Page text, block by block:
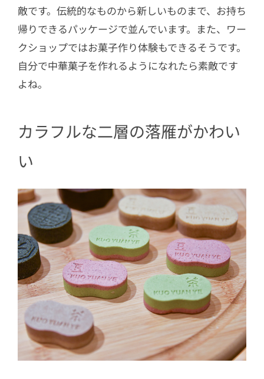
敵です。伝統的なものから新しいものまで、お持ち
帰りできるパッケージで並んでいます。また、ワー
クショップではお菓子作り体験もできるそうです。
自分で中華菓子を作れるようになれたら素敵です
よね。
カラフルな二層の落雁がかわい
い